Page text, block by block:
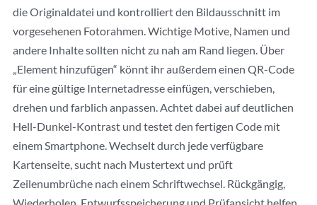
die Originaldatei und kontrolliert den Bildausschnitt im
vorgesehenen Fotorahmen. Wichtige Motive, Namen und
andere Inhalte sollten nicht zu nah am Rand liegen. Über
„Element hinzufügen“ könnt ihr außerdem einen QR-Code
für eine gültige Internetadresse einfügen, verschieben,
drehen und farblich anpassen. Achtet dabei auf deutlichen
Hell-Dunkel-Kontrast und testet den fertigen Code mit
einem Smartphone. Wechselt durch jede verfügbare
Kartenseite, sucht nach Mustertext und prüft
Zeilenumbrüche nach einem Schriftwechsel. Rückgängig,